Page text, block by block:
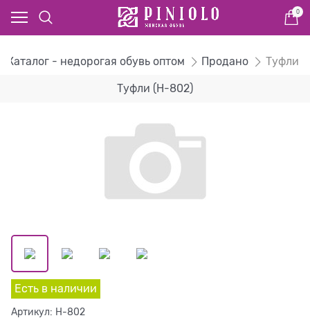
0
Каталог - недорогая обувь оптом Продано Туфли
Туфли (H-802)
Есть в наличии
Артикул: H-802